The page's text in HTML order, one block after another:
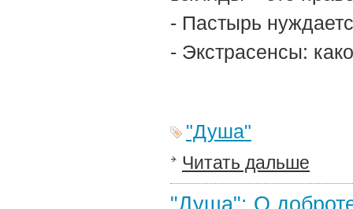
- Пастырь
- Экстрасенсы:
"Душа"
Читать дальше
"Душа": О